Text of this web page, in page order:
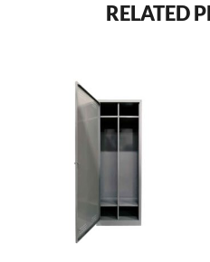
RELATED